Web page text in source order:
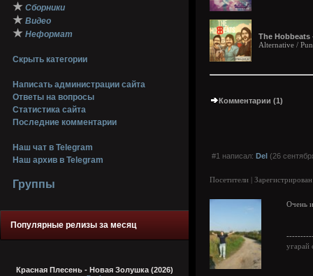
★ Сборники
★ Видео
★ Неформат
Скрыть категории
Написать администрации сайта
Ответы на вопросы
Статистика сайта
Последние комментарии
Наш чат в Telegram
Наш архив в Telegram
Группы
Популярные релизы за месяц
Красная Плесень - Новая Золушка (2026)
The Hobbeats
Alternative /
Комментарии (1)
#1 написал: Del (26
Посетители |
Очень
угарай